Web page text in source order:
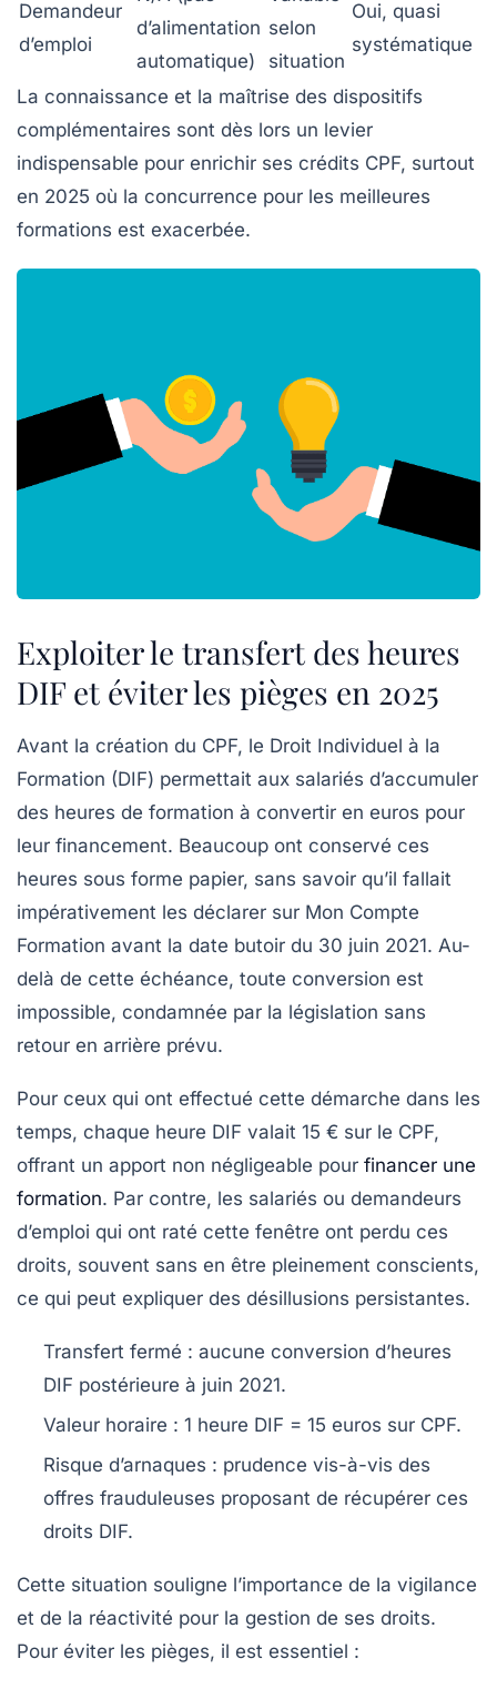
Demandeur
d’emploi
d’alimentation
automatique)
selon
situation
Oui, quasi
systématique
La connaissance et la maîtrise des dispositifs
complémentaires sont dès lors un levier
indispensable pour enrichir ses crédits CPF, surtout
en 2025 où la concurrence pour les meilleures
formations est exacerbée.
Exploiter le transfert des heures
DIF et éviter les pièges en 2025
Avant la création du CPF, le Droit Individuel à la
Formation (DIF) permettait aux salariés d’accumuler
des heures de formation à convertir en euros pour
leur financement. Beaucoup ont conservé ces
heures sous forme papier, sans savoir qu’il fallait
impérativement les déclarer sur Mon Compte
Formation avant la date butoir du 30 juin 2021. Au-
delà de cette échéance, toute conversion est
impossible, condamnée par la législation sans
retour en arrière prévu.
Pour ceux qui ont effectué cette démarche dans les
temps, chaque heure DIF valait 15 € sur le CPF,
offrant un apport non négligeable pour financer une
formation. Par contre, les salariés ou demandeurs
d’emploi qui ont raté cette fenêtre ont perdu ces
droits, souvent sans en être pleinement conscients,
ce qui peut expliquer des désillusions persistantes.
Transfert fermé : aucune conversion d’heures
DIF postérieure à juin 2021.
Valeur horaire : 1 heure DIF = 15 euros sur CPF.
Risque d’arnaques : prudence vis-à-vis des
offres frauduleuses proposant de récupérer ces
droits DIF.
Cette situation souligne l’importance de la vigilance
et de la réactivité pour la gestion de ses droits.
Pour éviter les pièges, il est essentiel :